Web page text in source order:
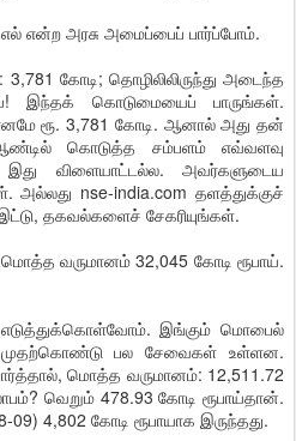
என்ற அரசு அமைப்பைப் பார்ப்போம்.
கோடி; தொழிலிலிருந்து அடைந்த
இந்தக் கொடுமையைப் பாருங்கள்.
ரூ. 3,781 கோடி. ஆனால் அது தன்
கொடுத்த சம்பளம் எவ்வளவு
இது விளையாட்டல்ல. அவர்களுடைய
அல்லது nse-india.com தளத்துக்குச்
தகவல்களைச் சேகரியுங்கள்.
வருமானம் 32,045 கோடி ரூபாய்.
இங்கும் மொபைல்
பல சேவைகள் உள்ளன.
மொத்த வருமானம்: 12,511.72
வெறும் 478.93 கோடி ரூபாய்தான்.
09) 4,802 கோடி ரூபாயாக இருந்தது.